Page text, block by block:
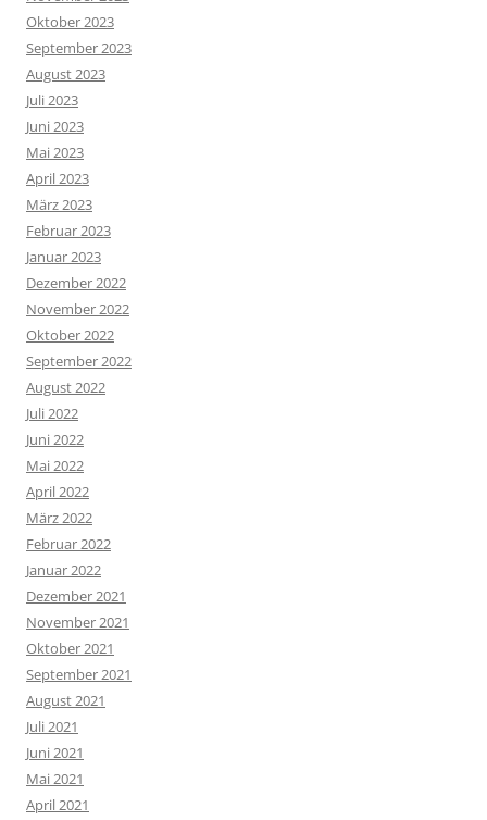
Oktober 2023
September 2023
August 2023
Juli 2023
Juni 2023
Mai 2023
April 2023
März 2023
Februar 2023
Januar 2023
Dezember 2022
November 2022
Oktober 2022
September 2022
August 2022
Juli 2022
Juni 2022
Mai 2022
April 2022
März 2022
Februar 2022
Januar 2022
Dezember 2021
November 2021
Oktober 2021
September 2021
August 2021
Juli 2021
Juni 2021
Mai 2021
April 2021